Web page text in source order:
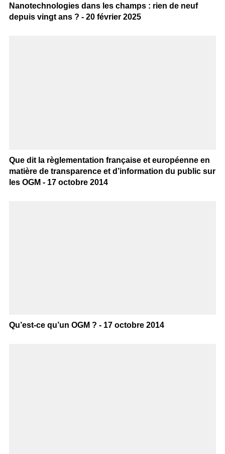
Nanotechnologies dans les champs : rien de neuf
depuis vingt ans ? - 20 février 2025
Que dit la règlementation française et européenne en
matière de transparence et d’information du public sur
les OGM - 17 octobre 2014
Qu’est-ce qu’un OGM ? - 17 octobre 2014